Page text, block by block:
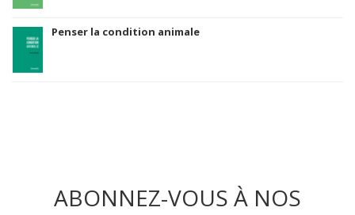
Penser la condition animale
ABONNEZ-VOUS À NOS